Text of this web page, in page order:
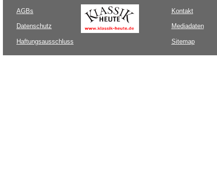
AGBs
Datenschutz
Haftungsausschluss
Kontakt
Mediadaten
Sitemap